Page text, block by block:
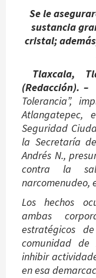
Se le
sustancia
cristal;
Tlaxcala,
(Redacción). –
Tolerancia”,
Atlangatepec,
Seguridad
la Secretaría
Andrés N.,
contra la
narcomenudeo,
Los hechos
ambas
estratégicos
comunidad de
inhibir
en esa